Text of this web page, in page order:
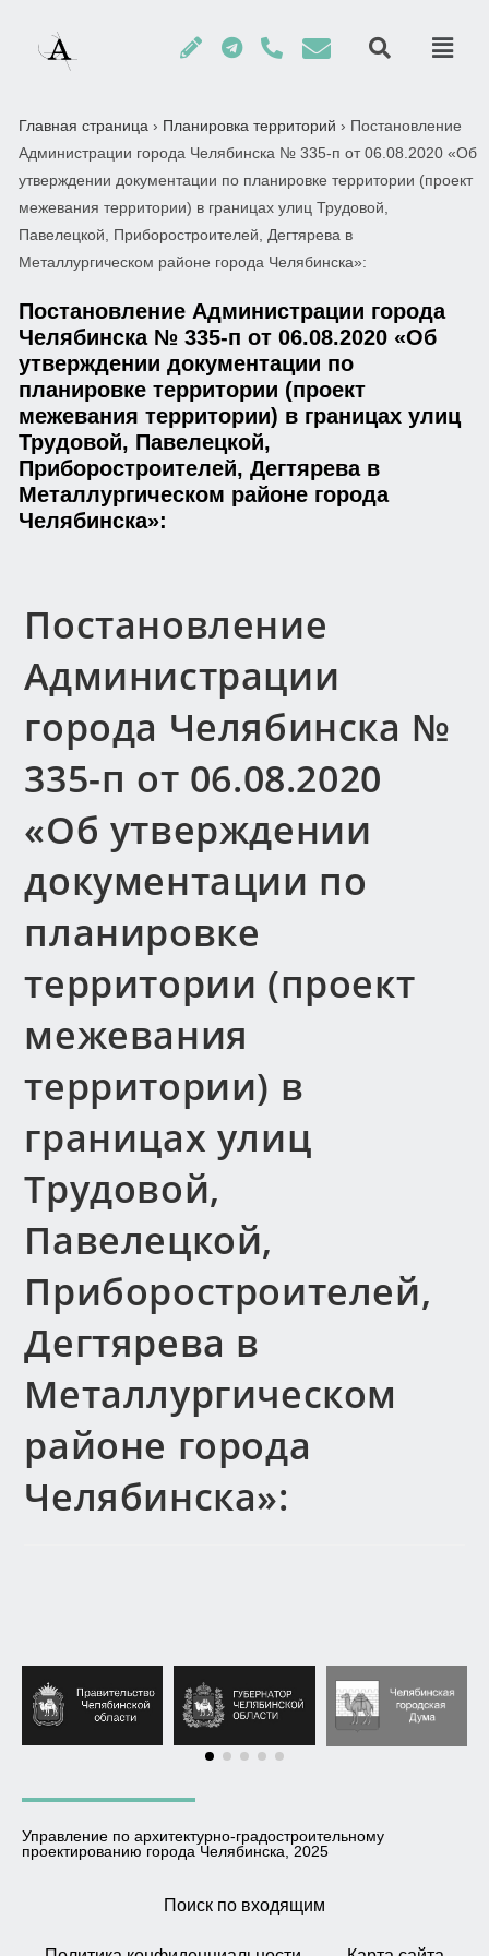
Главная страница › Планировка территорий › Постановление
Администрации города Челябинска № 335-п от 06.08.2020 «Об
утверждении документации по планировке территории (проект
межевания территории) в границах улиц Трудовой,
Павелецкой, Приборостроителей, Дегтярева в
Металлургическом районе города Челябинска»:
Постановление Администрации города
Челябинска № 335-п от 06.08.2020 «Об
утверждении документации по
планировке территории (проект
межевания территории) в границах улиц
Трудовой, Павелецкой,
Приборостроителей, Дегтярева в
Металлургическом районе города
Челябинска»:
Постановление
Администрации
города Челябинска №
335-п от 06.08.2020
«Об утверждении
документации по
планировке
территории (проект
межевания
территории) в
границах улиц
Трудовой,
Павелецкой,
Приборостроителей,
Дегтярева в
Металлургическом
районе города
Челябинска»:
Управление по архитектурно-градостроительному
проектированию города Челябинска, 2025
Поиск по входящим